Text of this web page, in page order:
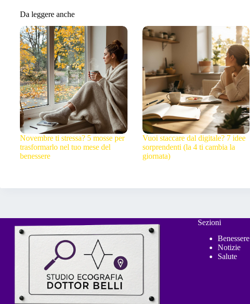
Da leggere anche
Novembre ti stressa? 5 mosse per
trasformarlo nel tuo mese del
benessere
Vuoi staccare dal digitale? 7 idee
sorprendenti (la 4 ti cambia la
giornata)
Sezioni
Benessere
Notizie
Salute